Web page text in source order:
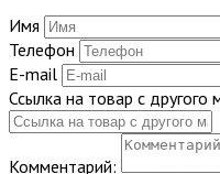
Имя
Телефон
E-mail
Ссылка на товар с другого
Комментарий: